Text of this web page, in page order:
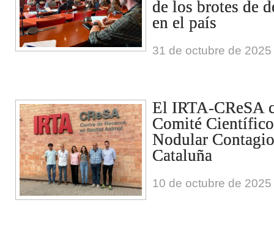
de los brotes de
en el país
31 de octubre de 2025
El IRTA-CReSA
Comité
Nodular
Cataluña
10 de octubre de 2025